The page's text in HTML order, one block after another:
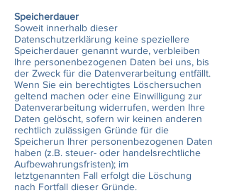
Speicherdauer
Soweit innerhalb dieser
Datenschutzerklärung keine speziellere
Speicherdauer genannt wurde, verbleiben
Ihre personenbezogenen Daten bei uns, bis
der Zweck für die Datenverarbeitung entfällt.
Wenn Sie ein berechtigtes Löschersuchen
geltend machen oder eine Einwilligung zur
Datenverarbeitung widerrufen, werden Ihre
Daten gelöscht, sofern wir keinen anderen
rechtlich zulässigen Gründe für die
Speicherun Ihrer personenbezogenen Daten
haben (z.B. steuer- oder handelsrechtliche
Aufbewahrungsfristen); im
letztgenannten Fall erfolgt die Löschung
nach Fortfall dieser Gründe.